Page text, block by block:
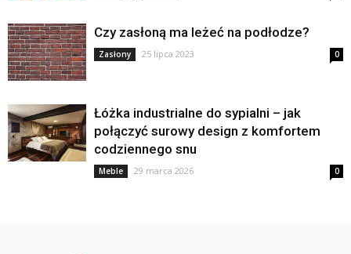
Czy zasłoną ma leżeć na podłodze?
Zasłony 25 lipca 2023 0
Łóżka industrialne do sypialni – jak
połączyć surowy design z komfortem
codziennego snu
Meble 29 marca 2026 0